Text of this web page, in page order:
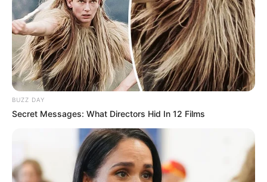
Jever Skihalle Neuss - Wintersport das ganze Jahr
über, bietet die Skihalle in Neuss. Außerdem
werden regelmäßig spektakuläre
Sportveranstaltungen und Partys veranstaltet.
Informationen unterwww.allrounder.de.
Wasserschloss Wickrath in Mönchengladbach-
heute als Pferdezentrum genutzt. Es gibt aber auch
eine Gaststätte und einen sehenswerten
Schlosspark. Informationen unter
de.wikipedia.org/w
iki/
Schloss Wickrath.
BUZZ DAY
Secret Messages: What Directors Hid In 12 Films